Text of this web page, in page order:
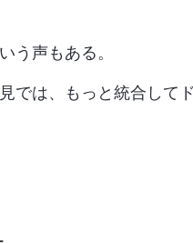
う声もある。
では、もっと統合して